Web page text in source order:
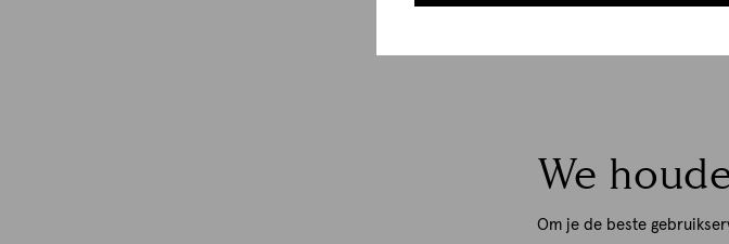
We
Om je de beste